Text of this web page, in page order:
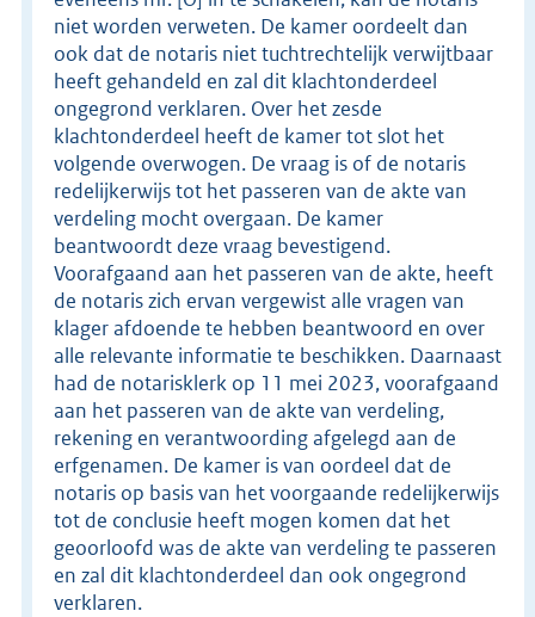
niet worden verweten. De kamer oordeelt dan
ook dat de notaris niet tuchtrechtelijk verwijtbaar
heeft gehandeld en zal dit klachtonderdeel
ongegrond verklaren. Over het zesde
klachtonderdeel heeft de kamer tot slot het
volgende overwogen. De vraag is of de notaris
redelijkerwijs tot het passeren van de akte van
verdeling mocht overgaan. De kamer
beantwoordt deze vraag bevestigend.
Voorafgaand aan het passeren van de akte, heeft
de notaris zich ervan vergewist alle vragen van
klager afdoende te hebben beantwoord en over
alle relevante informatie te beschikken. Daarnaast
had de notarisklerk op 11 mei 2023, voorafgaand
aan het passeren van de akte van verdeling,
rekening en verantwoording afgelegd aan de
erfgenamen. De kamer is van oordeel dat de
notaris op basis van het voorgaande redelijkerwijs
tot de conclusie heeft mogen komen dat het
geoorloofd was de akte van verdeling te passeren
en zal dit klachtonderdeel dan ook ongegrond
verklaren.